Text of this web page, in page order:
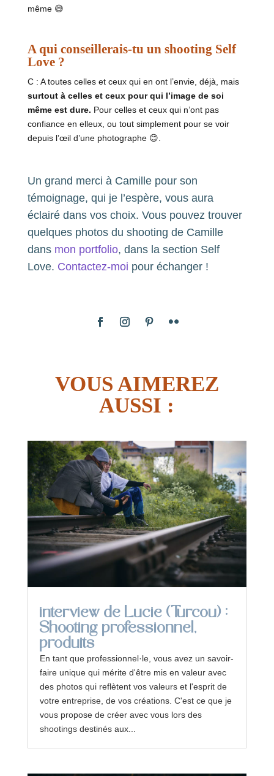
même 😅
A qui conseillerais-tu un shooting Self
Love ?
C : A toutes celles et ceux qui en ont l’envie, déjà, mais
surtout à celles et ceux pour qui l’image de soi
même est dure. Pour celles et ceux qui n’ont pas
confiance en elleux, ou tout simplement pour se voir
depuis l’œil d’une photographe 😊.
Un grand merci à Camille pour son
témoignage, qui je l’espère, vous aura
éclairé dans vos choix. Vous pouvez trouver
quelques photos du shooting de Camille
dans mon portfolio, dans la section Self
Love. Contactez-moi pour échanger !
VOUS AIMEREZ
AUSSI :
interview de Lucie (Turcou) :
Shooting professionnel,
produits
En tant que professionnel·le, vous avez un savoir-
faire unique qui mérite d'être mis en valeur avec
des photos qui reflètent vos valeurs et l'esprit de
votre entreprise, de vos créations. C'est ce que je
vous propose de créer avec vous lors des
shootings destinés aux...